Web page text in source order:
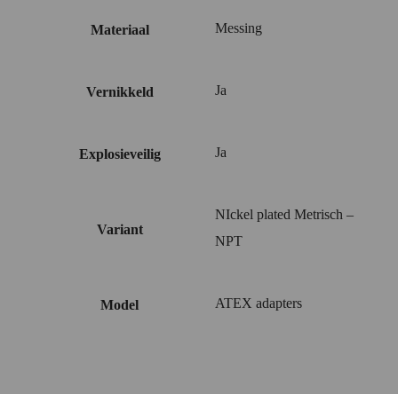
Materiaal Messing
Vernikkeld Ja
Explosieveilig Ja
Variant
NIckel plated Metrisch –
NPT
Model ATEX adapters